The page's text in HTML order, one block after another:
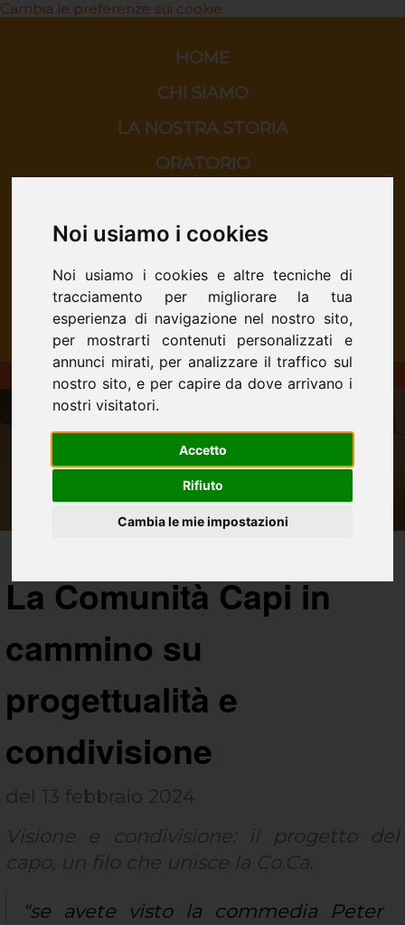
Noi usiamo i cookies
Noi usiamo i cookies e altre tecniche di
tracciamento per migliorare la tua
esperienza di navigazione nel nostro sito,
per mostrarti contenuti personalizzati e
annunci mirati, per analizzare il traffico sul
nostro sito, e per capire da dove arrivano i
nostri visitatori.
Accetto
Rifiuto
Cambia le mie impostazioni
Cambia le preferenze sui cookie.
HOME
CHI SIAMO
LA NOSTRA STORIA
ORATORIO
CINEMA
CONTATTI
ORATORIO DON BOSCO - San Donà di Piave
La Comunità Capi in
cammino su
progettualità e
condivisione
del 13 febbraio 2024
Visione e condivisione: il progetto del
capo, un filo che unisce la Co.Ca.
"se avete visto la commedia Peter